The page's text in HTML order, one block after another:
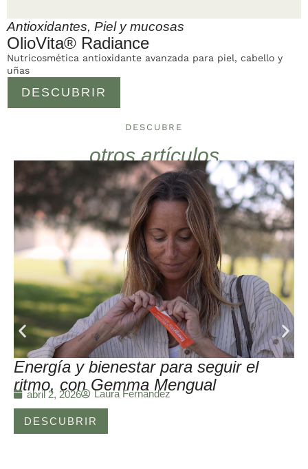
Antioxidantes, Piel y mucosas
OlioVita® Radiance
DESCUBRIR
Nutricosmética antioxidante avanzada para piel, cabello y
uñas
DESCUBRE
otros artículos
Energía y bienestar para seguir el
ritmo, con Gemma Mengual
abril 2, 2026 Laura Fernández
DESCUBRIR